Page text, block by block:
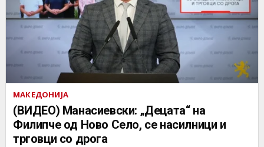
МАКЕДОНИЈА
(ВИДЕО) Манасиевски: „Децата“ на
Филипче од Ново Село, се насилници и
трговци со дрога